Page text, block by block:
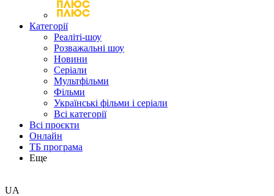
Категорії
Реаліті-шоу
Розважальні шоу
Новини
Серіали
Мультфільми
Фільми
Українські фільми і серіали
Всі категорії
Всі проєкти
Онлайн
ТБ програма
Еще
UA